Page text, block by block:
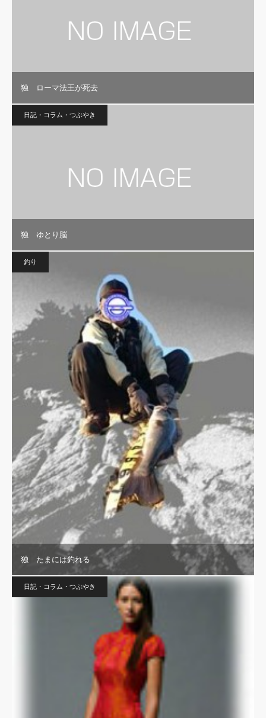
独 ローマ法王が死去
日記・コラム・つぶやき
独 ゆとり脳
釣り
独 たまには釣れる
日記・コラム・つぶやき